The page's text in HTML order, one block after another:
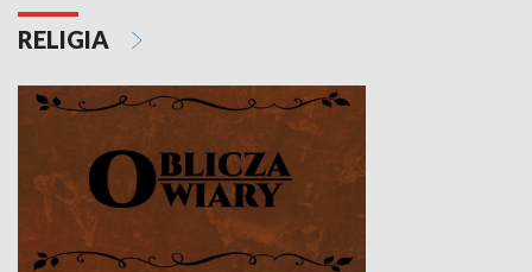
RELIGIA